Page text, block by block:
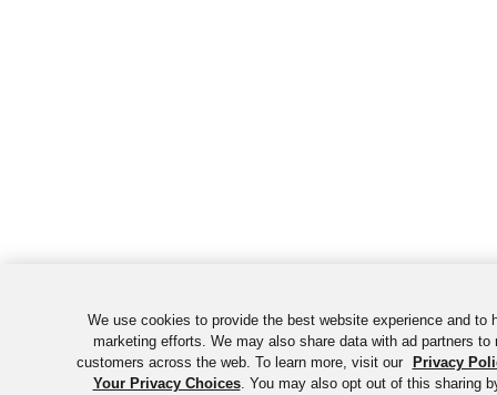
We use cookies to provide the best website experience and to
marketing efforts. We may also share data with ad partners to
customers across the web. To learn more, visit our
Privacy
Your Privacy Choices. You may also opt out of this sharing